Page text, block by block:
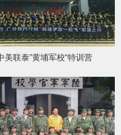
美联泰”黄埔军校“特训营